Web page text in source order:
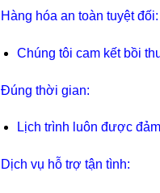
Hàng hóa an toàn tuyệt đối:
Chúng tôi cam kết bồi
Đúng thời gian:
Lịch trình luôn được
Dịch vụ hỗ trợ tận tình: